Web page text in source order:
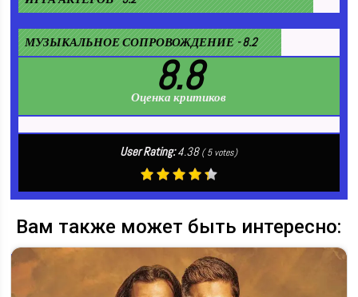
МУЗЫКАЛЬНОЕ СОПРОВОЖДЕНИЕ - 8.2
8.8
Оценка критиков
User Rating:4.38 (5votes)
Вам также может быть интересно: